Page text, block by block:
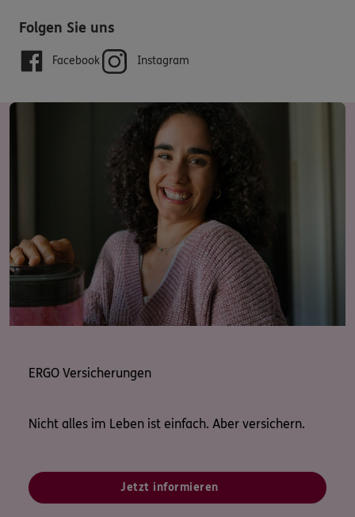
Folgen Sie uns
Facebook Instagram
ERGO Versicherungen
Nicht alles im Leben ist einfach. Aber versichern.
Jetzt informieren